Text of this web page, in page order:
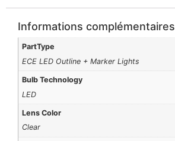
Informations complémentaires
PartType
ECE LED Outline + Marker Lights
Bulb Technology
LED
Lens Color
Clear